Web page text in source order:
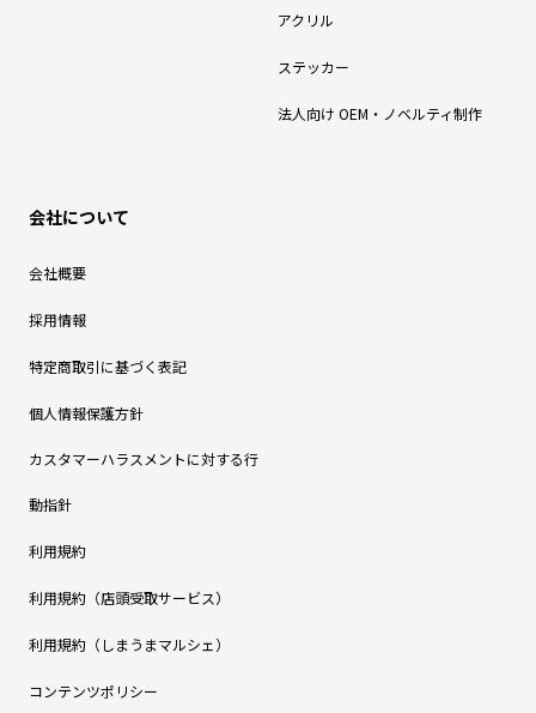
アクリル
ステッカー
法人向け OEM・ノベルティ制作
会社について
会社概要
採用情報
特定商取引に基づく表記
個人情報保護方針
カスタマーハラスメントに対する行
動指針
利用規約
利用規約（店頭受取サービス）
利用規約（しまうまマルシェ）
コンテンツポリシー